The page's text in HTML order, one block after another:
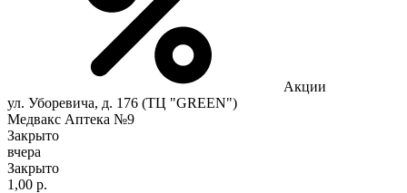
Акции
ул. Уборевича, д. 176 (ТЦ "GREEN")
Медвакс Аптека №9
Закрыто
вчера
Закрыто
1,00 р.